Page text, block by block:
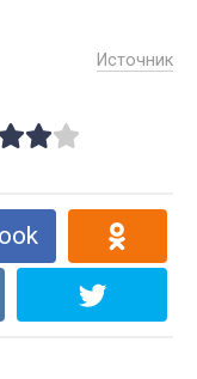
Источник